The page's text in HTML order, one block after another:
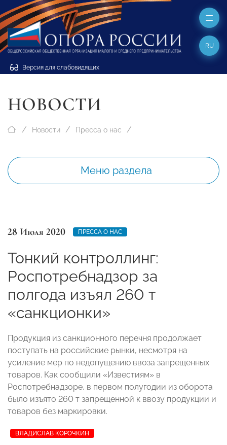
Версия для слабовидящих
RU
НОВОСТИ
Новости Пресса о нас
Меню раздела
28 Июля 2020 ПРЕССА О НАС
Тонкий контроллинг:
Роспотребнадзор за
полгода изъял 260 т
«санкционки»
Продукция из санкционного перечня продолжает
поступать на российские рынки, несмотря на
усиление мер по недопущению ввоза запрещенных
товаров. Как сообщили «Известиям» в
Роспотребнадзоре, в первом полугодии из оборота
было изъято 260 т запрещенной к ввозу продукции и
товаров без маркировки.
ВЛАДИСЛАВ КОРОЧКИН